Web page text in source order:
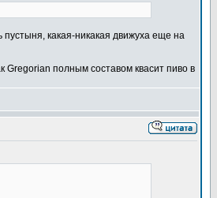
какая-никакая движуха еще на
Gregorian полным составом квасит пиво в